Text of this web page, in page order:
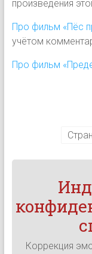
произведения
Про фильм «Пёс
учётом
Про фильм
Коррекция